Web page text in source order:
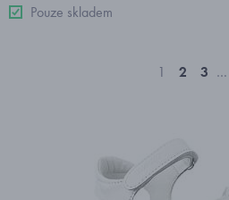
Pouze skladem
1 2 3 …